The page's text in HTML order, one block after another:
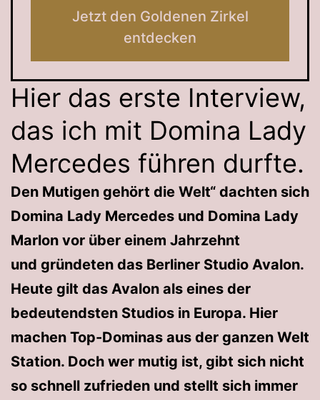
Jetzt den Goldenen Zirkel
entdecken
Hier das erste Interview,
das ich mit Domina Lady
Mercedes führen durfte.
Den Mutigen gehört die Welt“ dachten sich
Domina Lady Mercedes und Domina Lady
Marlon vor über einem Jahrzehnt
und gründeten das Berliner Studio Avalon.
Heute gilt das Avalon als eines der
bedeutendsten Studios in Europa. Hier
machen Top-Dominas aus der ganzen Welt
Station. Doch wer mutig ist, gibt sich nicht
so schnell zufrieden und stellt sich immer